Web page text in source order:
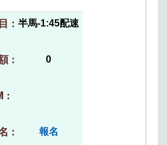
半馬-1:45配速
0
報名